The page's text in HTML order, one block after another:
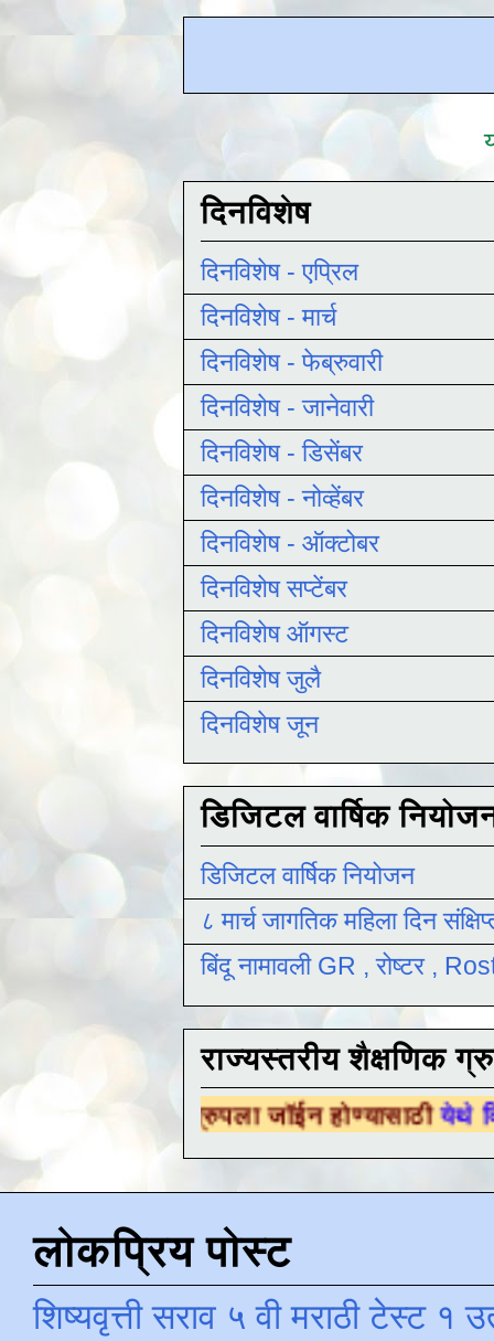
दिनविशेष
दिनविशेष - एप्रिल
दिनविशेष - मार्च
दिनविशेष - फेब्रुवारी
दिनविशेष - जानेवारी
दिनविशेष - डिसेंबर
दिनविशेष - नोव्हेंबर
दिनविशेष - ऑक्टोबर
दिनविशेष सप्टेंबर
दिनविशेष ऑगस्ट
दिनविशेष जुलै
दिनविशेष जून
डिजिटल वार्षिक
डिजिटल वार्षिक नियोजन
८ मार्च जागतिक महिला दिन
बिंदू नामावली GR , रोष्टर ,
राज्यस्तरीय शैक्षणिक
ग्रुपला जॉईन होण्यासाठीयेथे क्लिक करा .
लोकप्रिय पोस्ट
शिष्यवृत्ती सराव ५ वी मराठी टेस्ट १